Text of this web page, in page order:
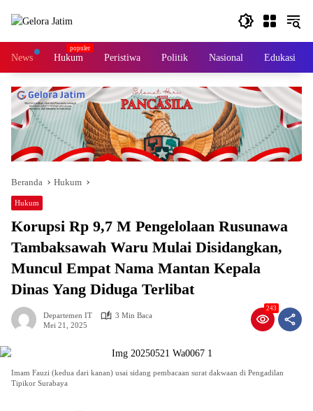
News Hukum Peristiwa Politik Nasional Edukasi
Beranda Hukum
Hukum
Korupsi Rp 9,7 M Pengelolaan Rusunawa
Tambaksawah Waru Mulai Disidangkan,
Muncul Empat Nama Mantan Kepala
Dinas Yang Diduga Terlibat
Departemen IT
3 Min Baca
Mei 21, 2025
243
Imam Fauzi (kedua dari kanan) usai sidang pembacaan surat dakwaan di Pengadilan
Tipikor Surabaya